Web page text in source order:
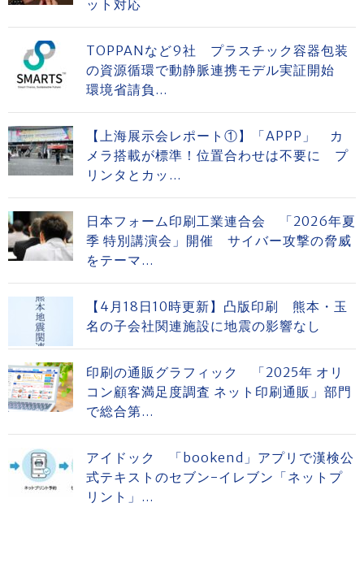
ット対応
TOPPANなど9社 プラスチック容器包装
の資源循環で動静脈連携モデル実証開始
環境省請負...
【上海展示会レポート①】「APPP」 カ
メラ搭載が標準！位置合わせは不要に プ
リンタとカッ...
日本フォーム印刷工業連合会 「2026年夏
季 特別講演会」開催 サイバー攻撃の脅威
をテーマ...
【4月18日10時更新】凸版印刷 熊本・玉
名の子会社関連施設に地震の影響なし
印刷の通販グラフィック 「2025年 オリ
コン顧客満足度調査 ネット印刷通販」部門
で総合第...
アイドック 「bookend」アプリで漢検公
式テキストのセブン-イレブン「ネットプ
リント」...